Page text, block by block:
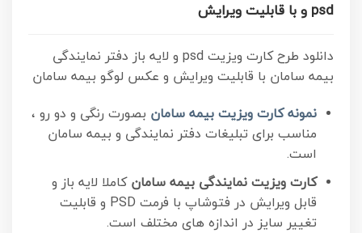
psd و با قابلیت ویرایش
دانلود طرح کارت ویزیت psd و لایه باز دفتر نمایندگی
بیمه سامان با قابلیت ویرایش و عکس لوگو بیمه سامان
نمونه کارت ویزیت بیمه سامان بصورت رنگی و دو رو ،
مناسب برای تبلیغات دفتر نمایندگی و بیمه سامان
است.
کارت ویزیت نمایندگی بیمه سامان کاملا لایه باز و
قابل ویرایش در فتوشاپ با فرمت PSD و قابلیت
تغییر سایز در اندازه های مختلف است.